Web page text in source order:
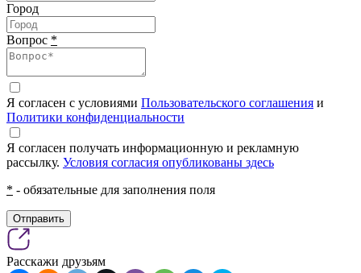
Город
Вопрос *
Я согласен с условиями Пользовательского соглашения и
Политики конфиденциальности
Я согласен получать информационную и рекламную
рассылку. Условия согласия опубликованы здесь
* - обязательные для заполнения поля
Отправить
Расскажи друзьям